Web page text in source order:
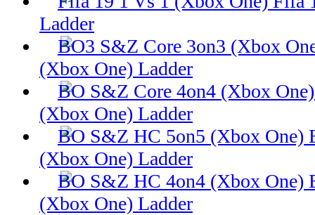
Ladder
(Xbox One) Ladder
(Xbox One) Ladder
(Xbox One) Ladder
(Xbox One) Ladder